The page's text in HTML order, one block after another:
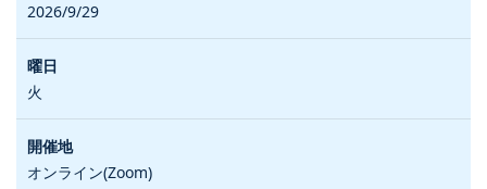
2026/9/29
火
オンライン(Zoom)